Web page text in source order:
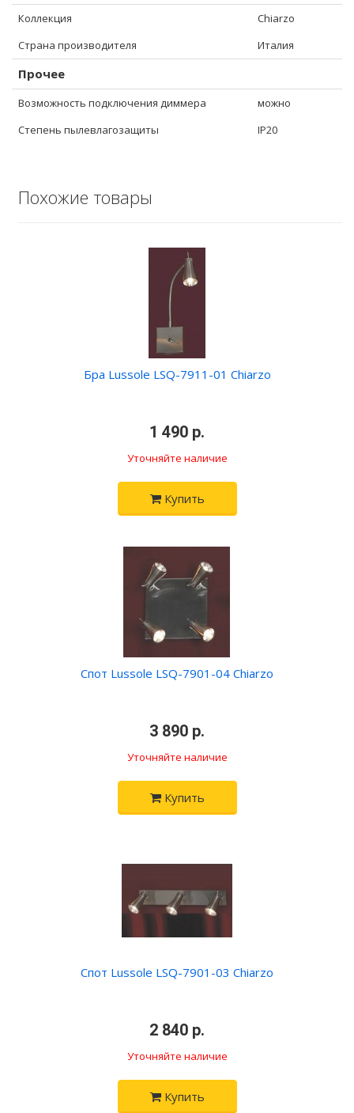
Коллекция
Chiarzo
Страна производителя
Италия
Прочее
Возможность подключения диммера
можно
Степень пылевлагозащиты
IP20
Похожие товары
Бра Lussole LSQ-7911-01 Chiarzo
1 490 р.
Уточняйте наличие
Купить
Спот Lussole LSQ-7901-04 Chiarzo
3 890 р.
Уточняйте наличие
Купить
Спот Lussole LSQ-7901-03 Chiarzo
2 840 р.
Уточняйте наличие
Купить